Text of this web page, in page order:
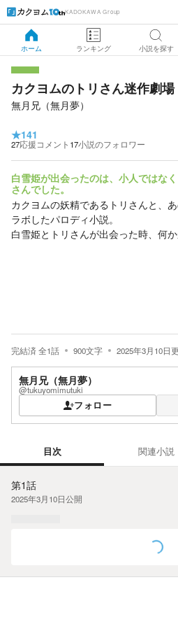
KADOKAWA Group
ホーム ランキング 小説を探す
カクヨムのトリさん迷作劇
無月兄（無月夢）
★141
27応援コメント 17小説のフォロワー
白雪姫が出会ったのは、小人ではな
さんでした。
カクヨムの妖精であるトリさんと、
ラボしたパロディ小説。
白雪姫とトリさんが出会った時、何か
完結済全1話 900文字 2025年3月10日
無月兄（無月夢）
@tukuyomimutuki
フォロー
目次 関連小説
第1話
2025年3月10日公開